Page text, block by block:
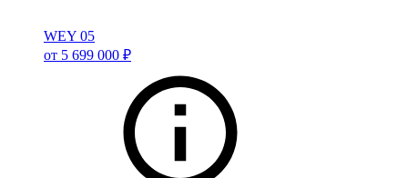
WEY 05
от 5 699 000 ₽